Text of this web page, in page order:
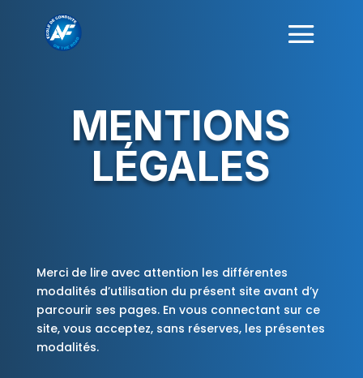
MENTIONS
LÉGALES
Merci de lire avec attention les différentes
modalités d’utilisation du présent site avant d’y
parcourir ses pages. En vous connectant sur ce
site, vous acceptez, sans réserves, les présentes
modalités.